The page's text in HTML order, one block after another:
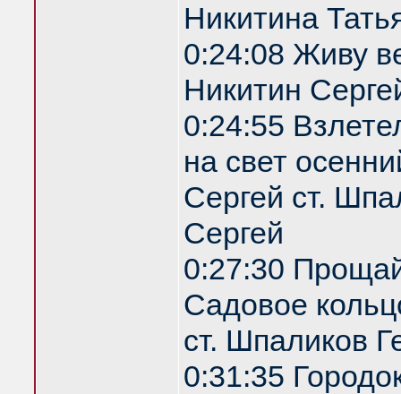
Никитина
0:24:08 Живу
Никитин
0:24:55
на свет
Сергей ст.
Сергей
0:27:30
Садовое
ст. Шпаликов
0:31:35